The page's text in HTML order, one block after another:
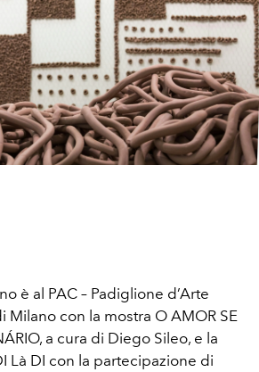
è al PAC – Padiglione d’Arte
Milano con la mostra O AMOR SE
a cura di Diego Sileo, e la
Là DI con la partecipazione di